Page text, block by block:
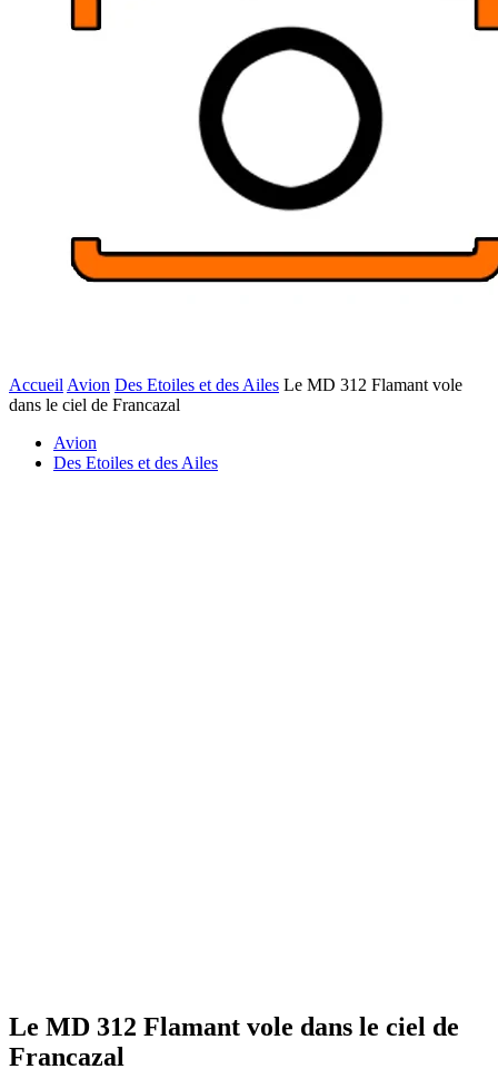
Accueil Avion Des Etoiles et des Ailes Le MD 312 Flamant vole
dans le ciel de Francazal
Avion
Des Etoiles et des Ailes
Le MD 312 Flamant vole dans le ciel de
Francazal